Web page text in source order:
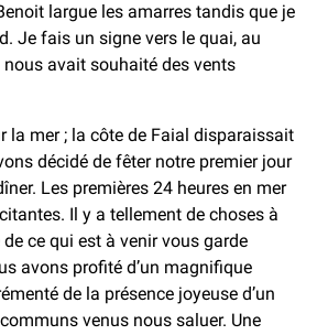
largue les amarres tandis que je
Je fais un signe vers le quai, au
avait souhaité des vents
la mer ; la côte de Faial disparaissait
décidé de fêter notre premier jour
Les premières 24 heures en mer
Il y a tellement de choses à
ce qui est à venir vous garde
avons profité d’un magnifique
de la présence joyeuse d’un
venus nous saluer. Une